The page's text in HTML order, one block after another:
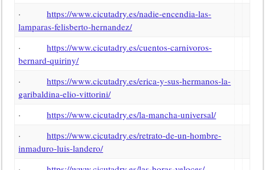
·https://www.cicutadry.es/nadie-encendia-las-
lamparas-felisberto-hernandez/
·https://www.cicutadry.es/cuentos-carnivoros-
bernard-quiriny/
·https://www.cicutadry.es/erica-y-sus-hermanos-la-
garibaldina-elio-vittorini/
·https://www.cicutadry.es/la-mancha-universal/
·https://www.cicutadry.es/retrato-de-un-hombre-
inmaduro-luis-landero/